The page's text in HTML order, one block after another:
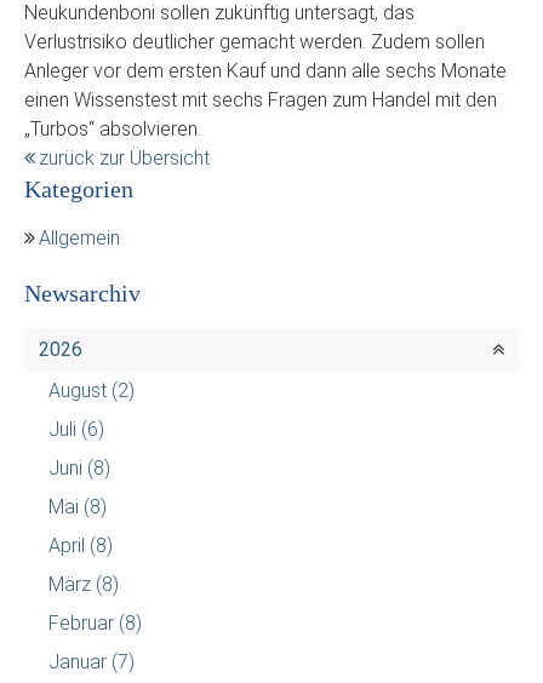
Neukundenboni sollen zukünftig untersagt, das
Verlustrisiko deutlicher gemacht werden. Zudem sollen
Anleger vor dem ersten Kauf und dann alle sechs Monate
einen Wissenstest mit sechs Fragen zum Handel mit den
„Turbos“ absolvieren.
zurück zur Übersicht
Kategorien
Allgemein
Newsarchiv
2026
August (2)
Juli (6)
Juni (8)
Mai (8)
April (8)
März (8)
Februar (8)
Januar (7)